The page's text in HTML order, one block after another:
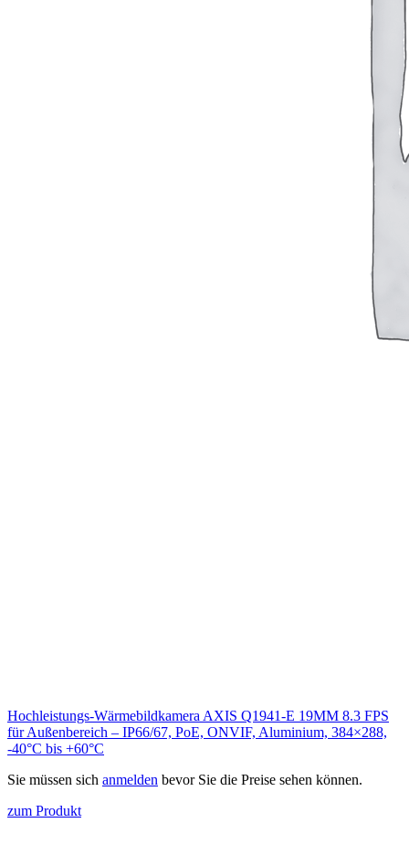
Hochleistungs-Wärmebildkamera AXIS Q1941-E 19MM 8.3 FPS
für Außenbereich – IP66/67, PoE, ONVIF, Aluminium, 384×288,
-40°C bis +60°C
Sie müssen sich anmelden bevor Sie die Preise sehen können.
zum Produkt